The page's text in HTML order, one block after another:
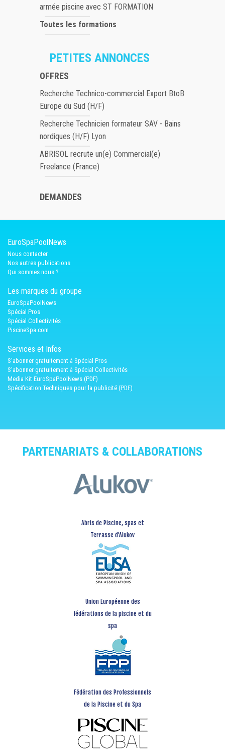
armée piscine avec ST FORMATION
Toutes les formations
PETITES ANNONCES
OFFRES
Recherche Technico-commercial Export BtoB
Europe du Sud (H/F)
Recherche Technicien formateur SAV - Bains
nordiques (H/F) Lyon
ABRISOL recrute un(e) Commercial(e)
Freelance (France)
DEMANDES
EuroSpaPoolNews
Nous contacter
Nos autres publications
Qui sommes nous ?
Les marques du groupe
EuroSpaPoolNews
Spécial Pros
Spécial Collectivités
PiscineSpa.com
Services et Infos
S'abonner gratuitement à Spécial Pros
S'abonner gratuitement à Spécial Collectivités
Media Kit EuroSpaPoolNews (PDF)
Spécification Techniques pour la publicité (PDF)
PARTENARIATS & COLLABORATIONS
Abris de Piscine, spas et
Terrasse d’Alukov
Union Européenne des
fédérations de la piscine et du
spa
Fédération des Professionnels
de la Piscine et du Spa